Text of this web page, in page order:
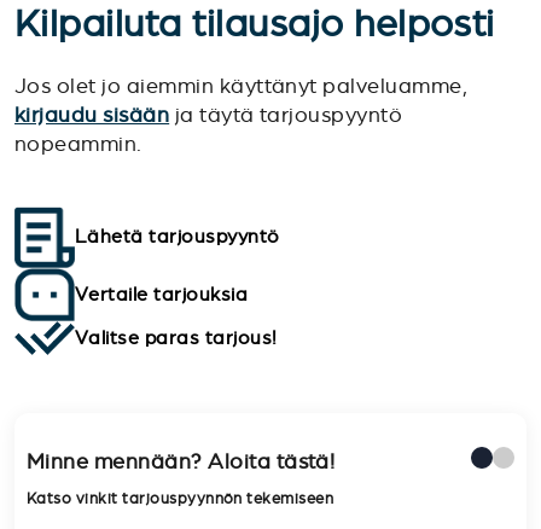
Kilpailuta tilausajo helposti
Jos olet jo aiemmin käyttänyt palveluamme,
kirjaudu sisään ja täytä tarjouspyyntö
nopeammin.
Lähetä tarjouspyyntö
Vertaile tarjouksia
Valitse paras tarjous!
Minne mennään? Aloita tästä!
Katso vinkit tarjouspyynnön tekemiseen